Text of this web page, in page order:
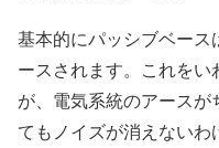
基本的にパッシブベース
ースされます。これをい
が、電気系統のアース
てもノイズが消えないわ